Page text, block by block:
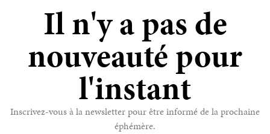
Il n'y a pas de
nouveauté pour
l'instant
Inscrivez-vous à la newsletter pour être informé de la prochaine
éphémère.